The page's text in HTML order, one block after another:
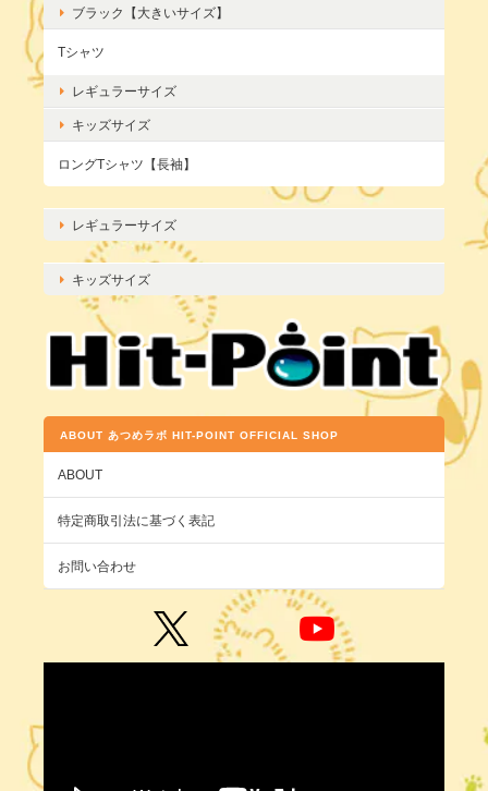
ブラック【大きいサイズ】
Tシャツ
レギュラーサイズ
キッズサイズ
ロングTシャツ【長袖】
レギュラーサイズ
キッズサイズ
ABOUT あつめラボ HIT-POINT OFFICIAL SHOP
ABOUT
特定商取引法に基づく表記
お問い合わせ